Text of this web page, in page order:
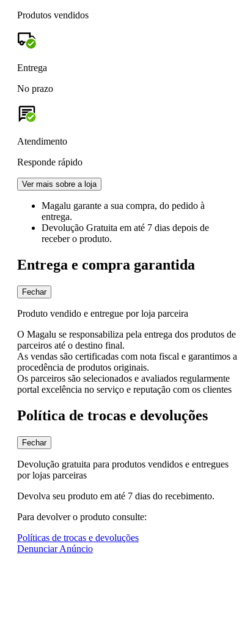
Produtos vendidos
Entrega
No prazo
Atendimento
Responde rápido
Ver mais sobre a loja
Magalu garante a sua compra, do pedido à
entrega.
Devolução Gratuita em até 7 dias depois de
receber o produto.
Entrega e compra garantida
Fechar
Produto vendido e entregue por loja parceira
O Magalu se responsabiliza pela entrega dos produtos de
parceiros até o destino final.
As vendas são certificadas com nota fiscal e garantimos a
procedência de produtos originais.
Os parceiros são selecionados e avaliados regularmente
portal excelência no serviço e reputação com os clientes
Política de trocas e devoluções
Fechar
Devolução gratuita para produtos vendidos e entregues
por lojas parceiras
Devolva seu produto em até 7 dias do recebimento.
Para devolver o produto consulte:
Políticas de trocas e devoluções
Denunciar Anúncio